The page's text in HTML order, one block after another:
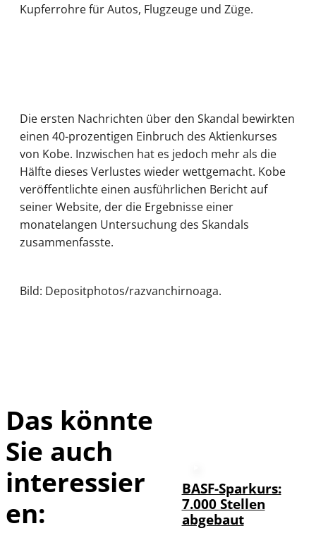
Kupferrohre für Autos, Flugzeuge und Züge.
Die ersten Nachrichten über den Skandal bewirkten
einen 40-prozentigen Einbruch des Aktienkurses
von Kobe. Inzwischen hat es jedoch mehr als die
Hälfte dieses Verlustes wieder wettgemacht. Kobe
veröffentlichte einen ausführlichen Bericht auf
seiner Website, der die Ergebnisse einer
monatelangen Untersuchung des Skandals
zusammenfasste.
Bild: Depositphotos/razvanchirnoaga.
Das könnte
Sie auch
interessier
en:
BASF-Sparkurs:
7.000 Stellen
abgebaut